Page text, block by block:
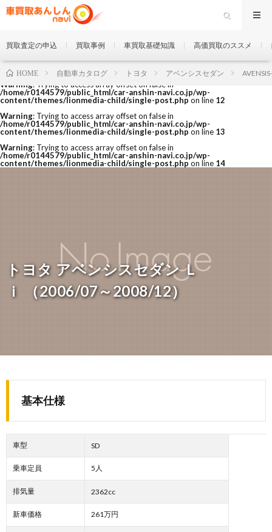
Warning: Trying to access array offset on false in
/home/r0144579/public_html/car-anshin-navi.co.jp/wp-
content/themes/lionmedia-child/single-post.php on line 12
Warning: Trying to access array offset on false in
/home/r0144579/public_html/car-anshin-navi.co.jp/wp-
content/themes/lionmedia-child/single-post.php on line 13
Warning: Trying to access array offset on false in
/home/r0144579/public_html/car-anshin-navi.co.jp/wp-
content/themes/lionmedia-child/single-post.php on line 14
買取査定の申込 買取事例 車買取基礎知識 高価買取のススメ
トヨタ アベンシスセダン Ｌ
ｉ （2006/07～2008/12）
HOME 自動車カタログ トヨタ アベンシスセダン
基本仕様
車型 SD
乗車定員 5人
排気量 2362cc
新車価格 261万円